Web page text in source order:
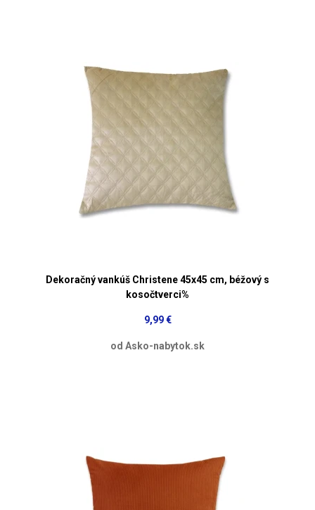
Dekoračný vankúš Christene 45x45 cm, béžový s
kosočtverci%
9,99 €
od Asko-nabytok.sk